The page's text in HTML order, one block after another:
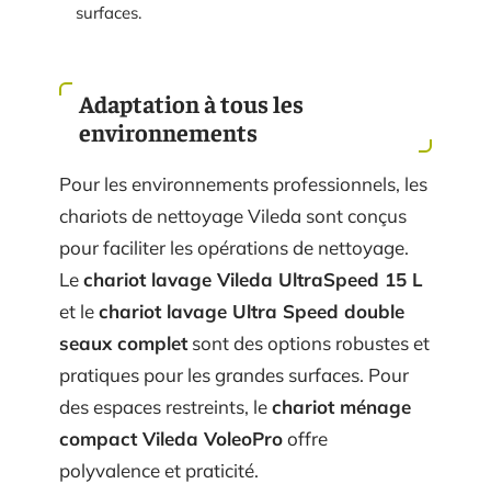
surfaces.
Adaptation à tous les
environnements
Pour les environnements professionnels, les
chariots de nettoyage Vileda sont conçus
pour faciliter les opérations de nettoyage.
Lechariot lavage Vileda UltraSpeed 15 L
et lechariot lavage Ultra Speed double
seaux completsont des options robustes et
pratiques pour les grandes surfaces. Pour
des espaces restreints, lechariot ménage
compact Vileda VoleoProoffre
polyvalence et praticité.